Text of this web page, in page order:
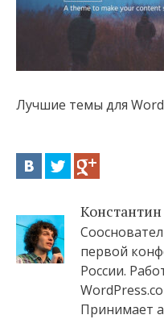
Лучшие темы для
первой
России.
Принимает